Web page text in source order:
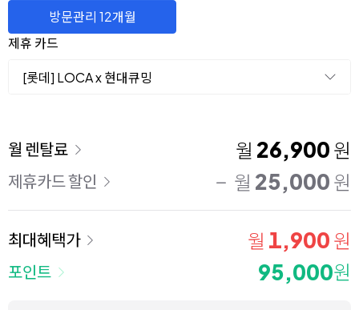
방문관리 12개월
제휴 카드
[롯데] LOCA x 현대큐밍
이용 요금
월 렌탈료 월 26,900 원
제휴카드 할인 월 25,000 원
최대혜택가 월 1,900 원
포인트 95,000원